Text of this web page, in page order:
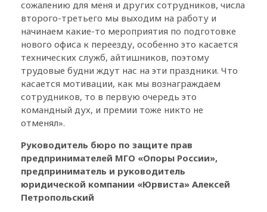
сожалению для меня и других сотрудников, числа
второго-третьего мы выходим на работу и
начинаем какие-то мероприятия по подготовке
нового офиса к переезду, особенно это касается
технических служб, айтишников, поэтому
трудовые будни ждут нас на эти праздники. Что
касается мотивации, как мы вознаграждаем
сотрудников, то в первую очередь это
командный дух, и премии тоже никто не
отменял».
Руководитель бюро по защите прав
предпринимателей МГО «Опоры России»,
предприниматель и руководитель
юридической компании «Юрвиста» Алексей
Петропольский